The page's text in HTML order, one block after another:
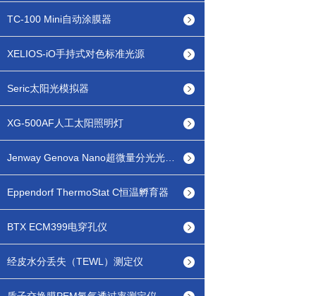
TC-100 Mini自动涂膜器
XELIOS-iO手持式对色标准光源
Seric太阳光模拟器
XG-500AF人工太阳照明灯
Eppendorf ThermoStat C恒温孵育器
BTX ECM399电穿孔仪
经皮水分丢失（TEWL）测定仪